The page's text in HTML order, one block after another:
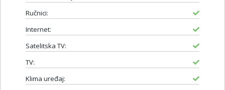
Ručnici:
Internet:
Satelitska TV:
TV:
Klima uređaj: